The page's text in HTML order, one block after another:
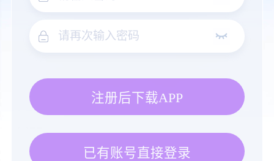
注册后下载APP
已有账号直接登录